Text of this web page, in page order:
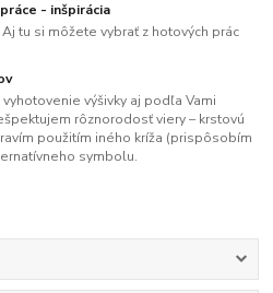
- inšpirácia
tu si môžete vybrať z hotových prác
výšivky aj podľa Vami
rôznorodosť viery – krstovú
použitím iného kríža (prispôsobím
symbolu.